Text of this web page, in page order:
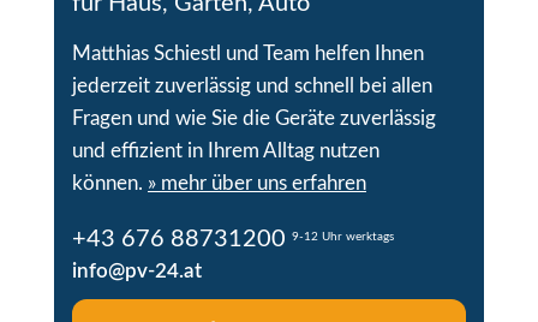
Matthias Schiestl und Team helfen Ihnen
jederzeit zuverlässig und schnell bei allen
Fragen und wie Sie die Geräte zuverlässig
und effizient in Ihrem Alltag nutzen
können. » mehr über uns erfahren
+43 676 88731200 9-12 Uhr werktags
info@pv-24.at